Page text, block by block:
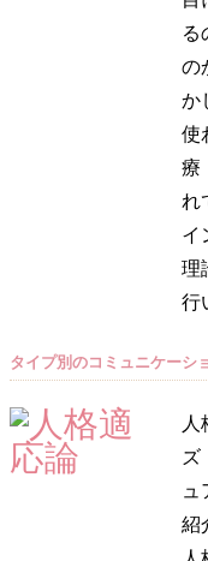
る
の
か
使
療
れ
イ
理
行
タイプ別のコミュニケーシ
人
ズ
ュ
紹